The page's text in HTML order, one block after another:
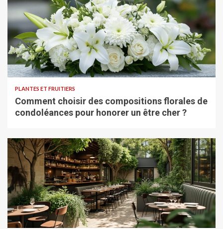
PLANTES ET FRUITIERS
Comment choisir des compositions florales de
condoléances pour honorer un être cher ?